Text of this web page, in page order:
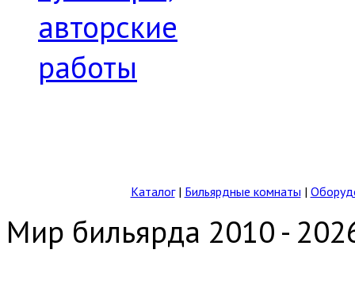
авторские
работы
Каталог| Бильярдные комнаты |
Мир бильярда 2010 -